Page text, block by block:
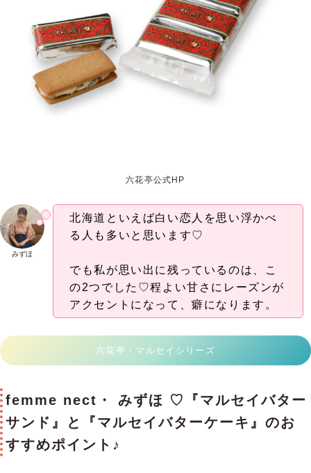
六花亭公式HP
みずほ
北海道といえば白い恋人を思い浮かべ
る人も多いと思います♡
でも私が思い出に残っているのは、こ
の2つでした♡程よい甘さにレーズンが
アクセントになって、癖になります。
六花亭・マルセイシリーズ
femme nect・ みずほ ♡『マルセイバター
サンド』と『マルセイバターケーキ』のお
すすめポイント♪